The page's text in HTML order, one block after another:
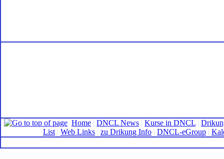
Home | DNCL News | Kurse in DNCL |
List | Web Links | zu Drikung Info | DNCL-eGroup |